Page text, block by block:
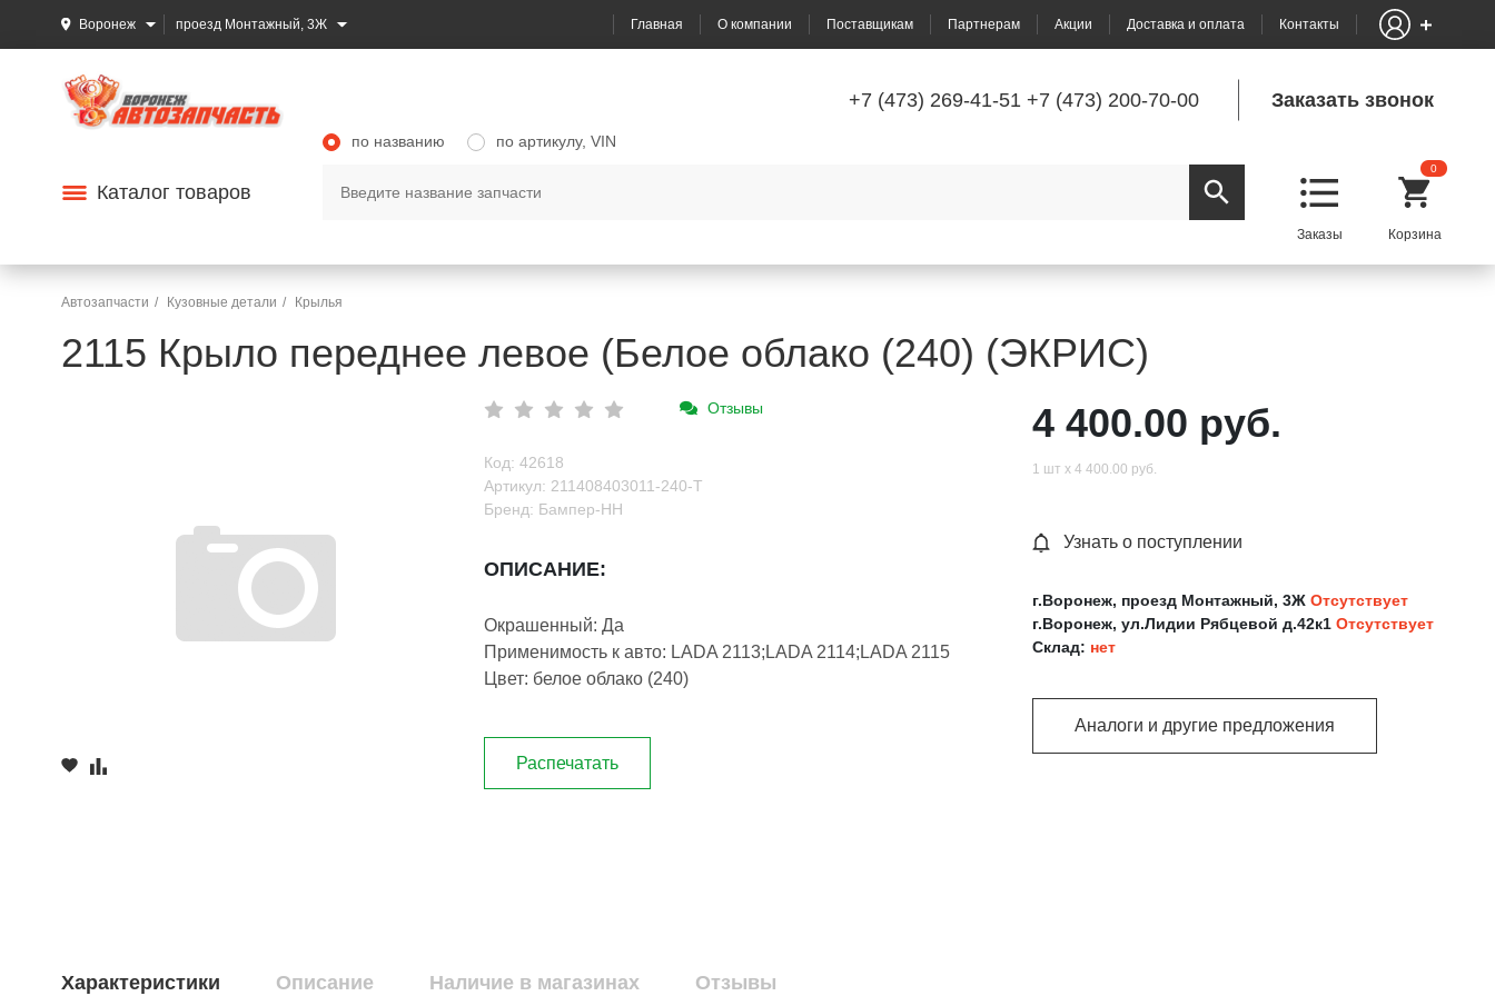
Воронеж проезд Монтажный, 3Ж Главная О компании Поставщикам Партнерам Акции Доставка и оплата Контакты
+7 (473) 269-41-51 +7 (473) 200-70-00 Заказать звонок
Каталог товаров
по названию по артикулу, VIN
0
Автозапчасти Кузовные детали Крылья
2115 Крыло переднее левое (Белое облако (240) (ЭКРИС)
Отзывы
Код: 42618
Артикул: 211408403011-240-T
Бренд: Бампер-НН
ОПИСАНИЕ:
Окрашенный: Да
Применимость к авто: LADA 2113;LADA 2114;LADA 2115
Цвет: белое облако (240)
Распечатать
4 400.00 руб.
1 шт х 4 400.00 руб.
Узнать о поступлении
г.Воронеж, проезд Монтажный, 3Ж Отсутствует
г.Воронеж, ул.Лидии Рябцевой д.42к1 Отсутствует
Склад: нет
Аналоги и другие предложения
Характеристики Описание Наличие в магазинах Отзывы